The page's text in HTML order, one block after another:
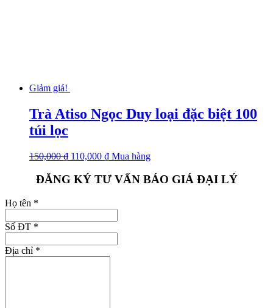
Giảm giá!
Trà Atiso Ngọc Duy loại đặc biệt 100
túi lọc
150,000₫ 110,000 ₫ Mua hàng
ĐĂNG KÝ TƯ VẤN BÁO GIÁ ĐẠI LÝ
Họ tên *
Số ĐT *
Địa chỉ *